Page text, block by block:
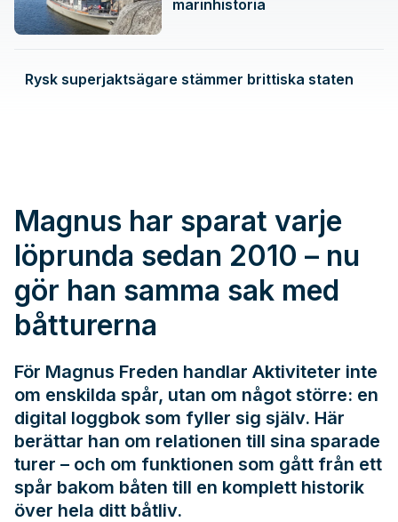
marinhistoria
Rysk superjaktsägare stämmer brittiska staten
Magnus har sparat varje
löprunda sedan 2010 – nu
gör han samma sak med
båtturerna
För Magnus Freden handlar Aktiviteter inte
om enskilda spår, utan om något större: en
digital loggbok som fyller sig själv. Här
berättar han om relationen till sina sparade
turer – och om funktionen som gått från ett
spår bakom båten till en komplett historik
över hela ditt båtliv.